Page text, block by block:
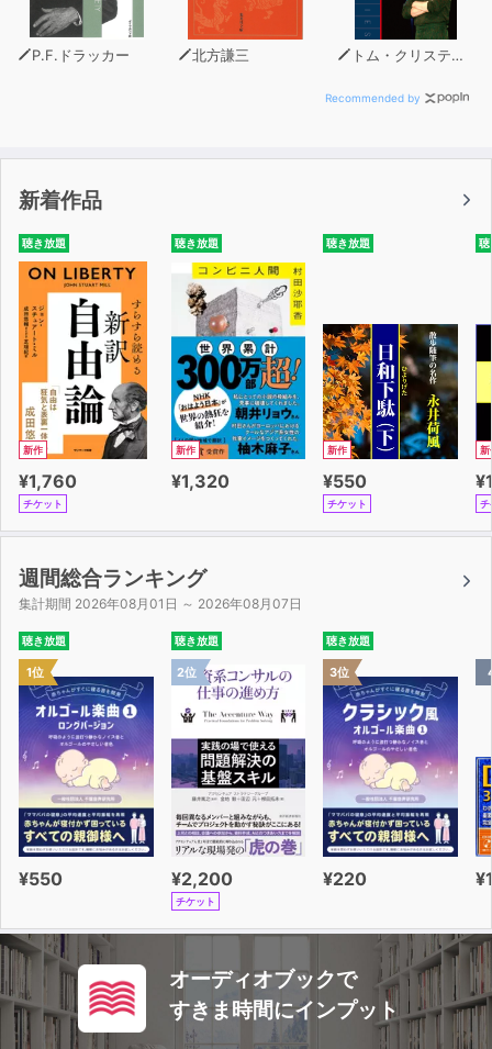
P.F.ドラッカー 北方謙三 トム・クリスティアン
Recommended by
新着作品
聴き放題
新作
¥1,760
チケット
聴き放題
新作
¥1,320
聴き放題
新作
¥550
チケット
聴
新
チ
週間総合ランキング
集計期間 2026年08月01日 ～ 2026年08月07日
聴き放題
1位
¥550
聴き放題
2位
¥2,200
チケット
聴き放題
3位
¥220
オーディオブックで
すきま時間にインプット